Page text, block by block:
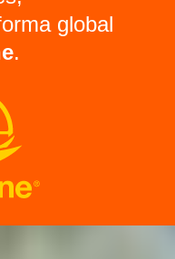
global
.